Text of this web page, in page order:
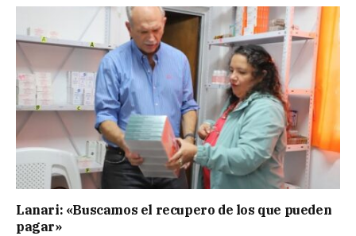
Lanari: «Buscamos el recupero de los que pueden
pagar»